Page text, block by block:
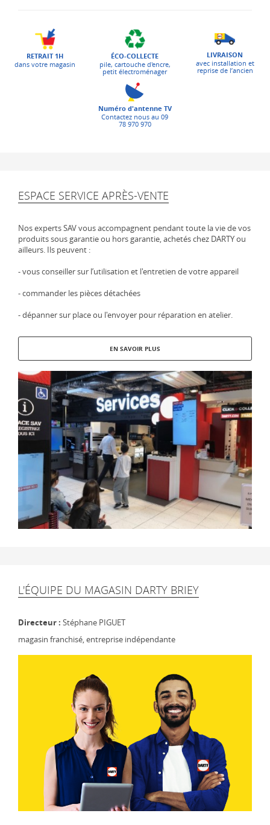
RETRAIT 1H
dans votre magasin
ÉCO-COLLECTE
pile, cartouche d'encre,
petit électroménager
LIVRAISON
avec installation et
reprise de l’ancien
Numéro d'antenne TV
Contactez nous au 09
78 970 970
ESPACE SERVICE APRÈS-VENTE
Nos experts SAV vous accompagnent pendant toute la vie de vos
produits sous garantie ou hors garantie, achetés chez DARTY ou
ailleurs. Ils peuvent :
- vous conseiller sur l’utilisation et l'entretien de votre appareil
- commander les pièces détachées
- dépanner sur place ou l'envoyer pour réparation en atelier.
EN SAVOIR PLUS
L'ÉQUIPE DU MAGASIN DARTY BRIEY
Directeur : Stéphane PIGUET
magasin franchisé, entreprise indépendante